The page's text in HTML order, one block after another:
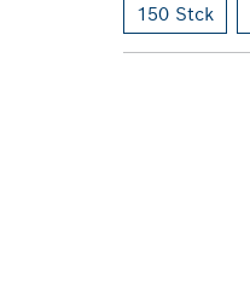
150 Stck